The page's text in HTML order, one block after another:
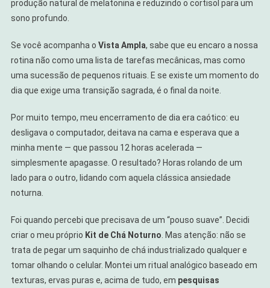
Meu
produção natural de melatonina e reduzindo o cortisol para um
sono profundo.
Se você acompanha o Vista Ampla, sabe que eu encaro a nossa
rotina não como uma lista de tarefas mecânicas, mas como
uma sucessão de pequenos rituais. E se existe um momento do
dia que exige uma transição sagrada, é o final da noite.
Por muito tempo, meu encerramento de dia era caótico: eu
desligava o computador, deitava na cama e esperava que a
minha mente — que passou 12 horas acelerada —
simplesmente apagasse. O resultado? Horas rolando de um
lado para o outro, lidando com aquela clássica ansiedade
noturna.
Foi quando percebi que precisava de um “pouso suave”. Decidi
criar o meu próprio Kit de Chá Noturno . Mas atenção: não se
trata de pegar um saquinho de chá industrializado qualquer e
tomar olhando o celular. Montei um ritual analógico baseado em
texturas, ervas puras e, acima de tudo, em pesquisas